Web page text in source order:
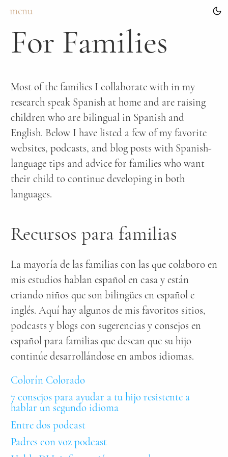
menu
For Families
Most of the families I collaborate with in my
research speak Spanish at home and are raising
children who are bilingual in Spanish and
English. Below I have listed a few of my favorite
websites, podcasts, and blog posts with Spanish-
language tips and advice for families who want
their child to continue developing in both
languages.
Recursos para familias
La mayoría de las familias con las que colaboro en
mis estudios hablan español en casa y están
criando niños que son bilingües en español e
inglés. Aquí hay algunos de mis favoritos sitios,
podcasts y blogs con sugerencias y consejos en
español para familias que desean que su hijo
continúe desarrollándose en ambos idiomas.
Colorín Colorado
7 consejos para ayudar a tu hijo resistente a
hablar un segundo idioma
Entre dos podcast
Padres con voz podcast